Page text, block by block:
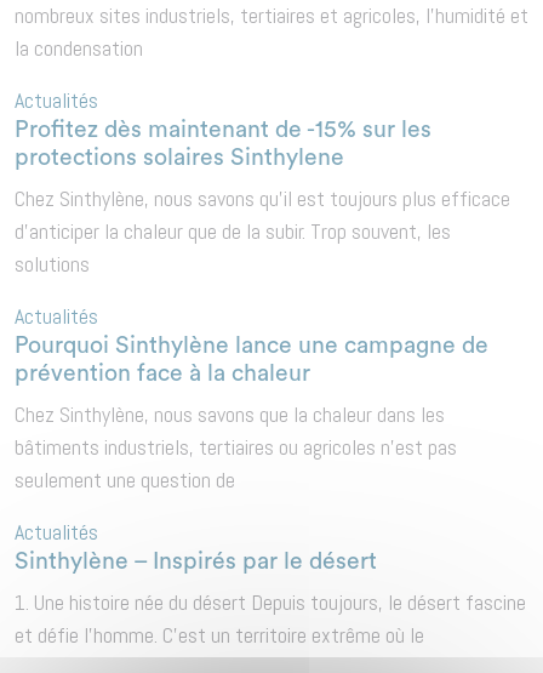
nombreux sites industriels, tertiaires et agricoles, l’humidité et
la condensation
Actualités
Profitez dès maintenant de -15% sur les
protections solaires Sinthylene
Chez Sinthylène, nous savons qu’il est toujours plus efficace
d’anticiper la chaleur que de la subir. Trop souvent, les
solutions
Actualités
Pourquoi Sinthylène lance une campagne de
prévention face à la chaleur
Chez Sinthylène, nous savons que la chaleur dans les
bâtiments industriels, tertiaires ou agricoles n’est pas
seulement une question de
Actualités
Sinthylène – Inspirés par le désert
1. Une histoire née du désert Depuis toujours, le désert fascine
et défie l’homme. C’est un territoire extrême où le